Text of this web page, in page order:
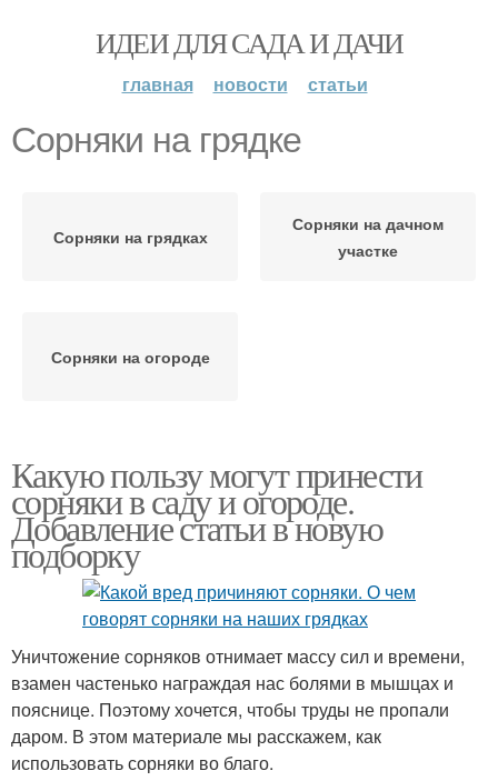
ИДЕИ ДЛЯ САДА И ДАЧИ
главная новости статьи
Сорняки на грядке
Сорняки на грядках
Сорняки на дачном
участке
Сорняки на огороде
Какую пользу могут принести
сорняки в саду и огороде.
Добавление статьи в новую
подборку
Уничтожение сорняков отнимает массу сил и времени,
взамен частенько награждая нас болями в мышцах и
пояснице. Поэтому хочется, чтобы труды не пропали
даром. В этом материале мы расскажем, как
использовать сорняки во благо.